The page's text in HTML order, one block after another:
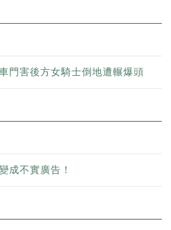
門害後方女騎士倒地遭輾爆頭
成不實廣告！